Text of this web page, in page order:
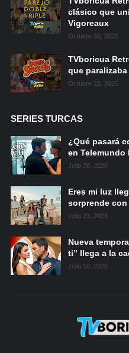
clásico que
Vigoreaux
Octubre 30, 2025
TVboricua
que
Octubre 23, 2025
SERIES TURCAS
¿Qué pasará
en Telemundo
Julio 26, 2026
Eres mi luz
sorprende
Julio 23, 2026
Nueva
ti” llega a la
Julio 10, 2026